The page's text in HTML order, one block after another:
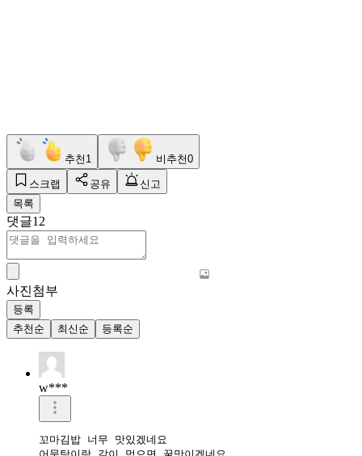
추천 1 비추천0
스크랩 공유
신고
목록
댓글12
사진첨부
등록
추천순
최신순 등록순
w***
꼬마김밥 너무 맛있겠네요